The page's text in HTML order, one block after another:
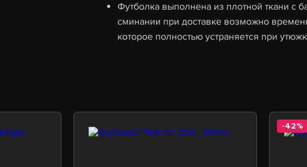
Футболка выполнена из плотной ткани с
сминании при доставке возможно
которое полностью устраняется при
-42%